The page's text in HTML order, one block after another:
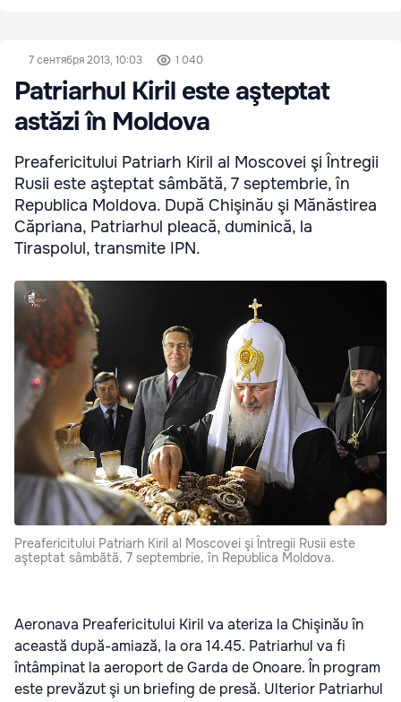
7 сентября 2013, 10:03 1 040
Patriarhul Kiril este aşteptat
astăzi în Moldova
Preafericitului Patriarh Kiril al Moscovei şi Întregii
Rusii este aşteptat sâmbătă, 7 septembrie, în
Republica Moldova. După Chişinău şi Mănăstirea
Căpriana, Patriarhul pleacă, duminică, la
Tiraspolul, transmite IPN.
Preafericitului Patriarh Kiril al Moscovei şi Întregii Rusii este
aşteptat sâmbătă, 7 septembrie, în Republica Moldova.
Aeronava Preafericitului Kiril va ateriza la Chişinău în
această după-amiază, la ora 14.45. Patriarhul va fi
întâmpinat la aeroport de Garda de Onoare. În program
este prevăzut şi un briefing de presă. Ulterior Patriarhul